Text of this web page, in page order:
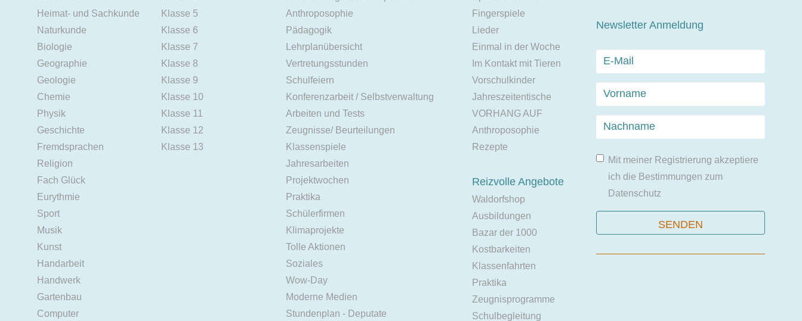
Heimat- und Sachkunde
Naturkunde
Biologie
Geographie
Geologie
Chemie
Physik
Geschichte
Fremdsprachen
Religion
Fach Glück
Eurythmie
Sport
Musik
Kunst
Handarbeit
Handwerk
Gartenbau
Computer
Klasse 5
Klasse 6
Klasse 7
Klasse 8
Klasse 9
Klasse 10
Klasse 11
Klasse 12
Klasse 13
Anthroposophie
Pädagogik
Lehrplanübersicht
Vertretungsstunden
Schulfeiern
Konferenzarbeit / Selbstverwaltung
Arbeiten und Tests
Zeugnisse/ Beurteilungen
Klassenspiele
Jahresarbeiten
Projektwochen
Praktika
Schülerfirmen
Klimaprojekte
Tolle Aktionen
Soziales
Wow-Day
Moderne Medien
Stundenplan - Deputate
Fingerspiele
Lieder
Einmal in der Woche
Im Kontakt mit Tieren
Vorschulkinder
Jahreszeitentische
VORHANG AUF
Anthroposophie
Rezepte
Reizvolle Angebote
Waldorfshop
Ausbildungen
Bazar der 1000
Kostbarkeiten
Klassenfahrten
Praktika
Zeugnisprogramme
Schulbegleitung
Newsletter Anmeldung
Mit meiner Registrierung akzeptiere
ich die Bestimmungen zum
Datenschutz